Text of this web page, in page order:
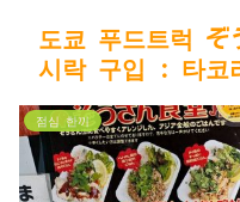
도쿄 푸드트럭 ぞ
시락 구입 : 타코
점심 한끼